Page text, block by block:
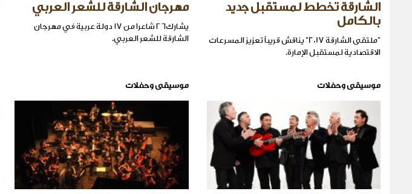
الشارقة تخطط لمستقبل جديد
بالكامل
"ملتقى الشارقة 2017" يناقش قريباً تعزيز المسرعات
الاقتصادية لمستقبل الإمارة.
مهرجان الشارقة للشعر العربي
يشارك٢٦ شاعرا من ١٧ دولة عربية في مهرجان
الشارقة للشعر العربي.
موسيقى وحفلات موسيقى وحفلات